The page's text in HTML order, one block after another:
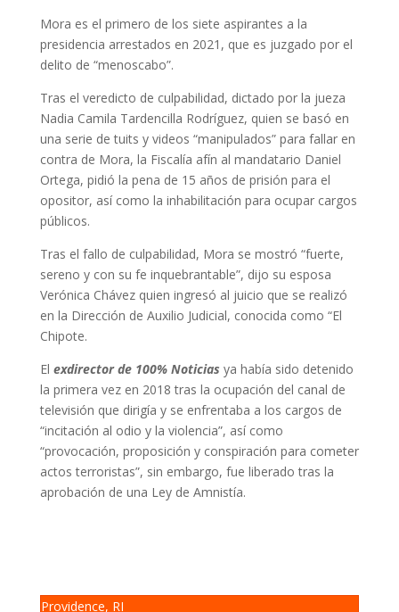
Mora es el primero de los siete aspirantes a la
presidencia arrestados en 2021, que es juzgado por el
delito de “menoscabo”.
Tras el veredicto de culpabilidad, dictado por la jueza
Nadia Camila Tardencilla Rodríguez, quien se basó en
una serie de tuits y videos “manipulados” para fallar en
contra de Mora, la Fiscalía afín al mandatario Daniel
Ortega, pidió la pena de 15 años de prisión para el
opositor, así como la inhabilitación para ocupar cargos
públicos.
Tras el fallo de culpabilidad, Mora se mostró “fuerte,
sereno y con su fe inquebrantable”, dijo su esposa
Verónica Chávez quien ingresó al juicio que se realizó
en la Dirección de Auxilio Judicial, conocida como “El
Chipote.
El exdirector de 100% Noticias ya había sido detenido
la primera vez en 2018 tras la ocupación del canal de
televisión que dirigía y se enfrentaba a los cargos de
“incitación al odio y la violencia”, así como
“provocación, proposición y conspiración para cometer
actos terroristas”, sin embargo, fue liberado tras la
aprobación de una Ley de Amnistía.
Providence, RI